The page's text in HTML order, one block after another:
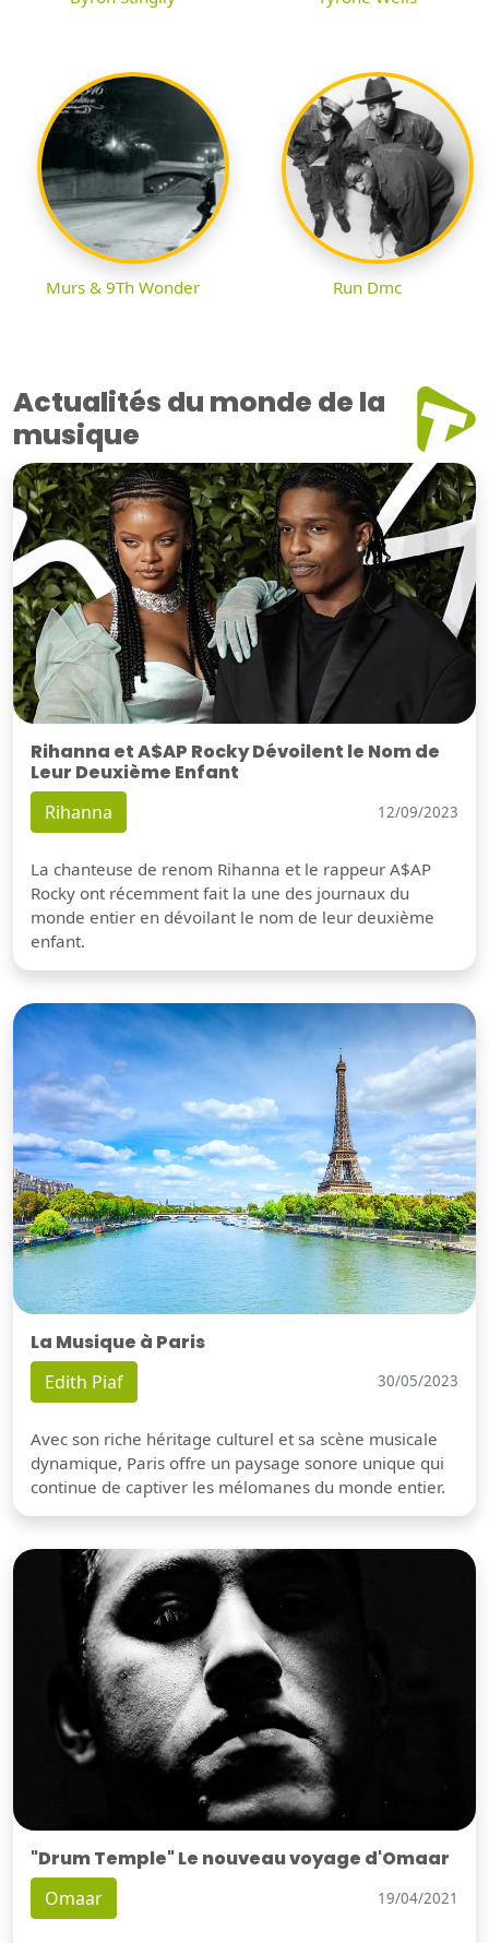
Murs & 9Th Wonder Run Dmc
Actualités du monde de la
musique
Rihanna et A$AP Rocky Dévoilent le Nom de
Leur Deuxième Enfant
Rihanna 12/09/2023
La chanteuse de renom Rihanna et le rappeur A$AP
Rocky ont récemment fait la une des journaux du
monde entier en dévoilant le nom de leur deuxième
enfant.
La Musique à Paris
Edith Piaf 30/05/2023
Avec son riche héritage culturel et sa scène musicale
dynamique, Paris offre un paysage sonore unique qui
continue de captiver les mélomanes du monde entier.
"Drum Temple" Le nouveau voyage d'Omaar
Omaar 19/04/2021